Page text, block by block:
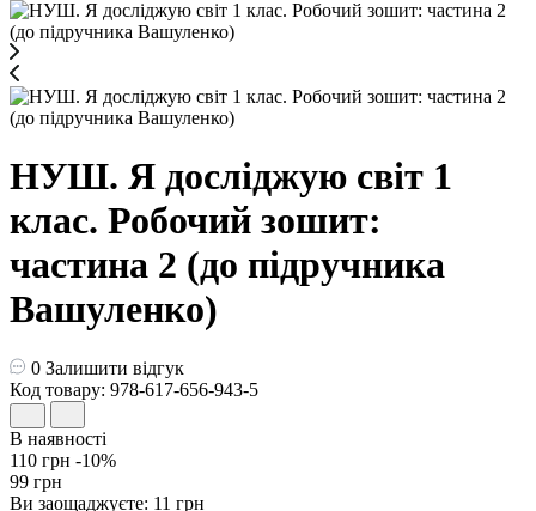
НУШ. Я досліджую світ 1
клас. Робочий зошит:
частина 2 (до підручника
Вашуленко)
0 Залишити відгук
Код товару: 978-617-656-943-5
В наявності
110 грн -10%
99 грн
Ви заощаджуєте: 11 грн